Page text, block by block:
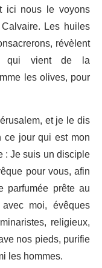
ici nous le voyons
Les huiles
révèlent
qui vient de la
les olives, pour
et je le dis
jour qui est mon
: Je suis un disciple
pour vous, afin
prête au
moi, évêques
religieux,
nos pieds, purifie
les hommes.